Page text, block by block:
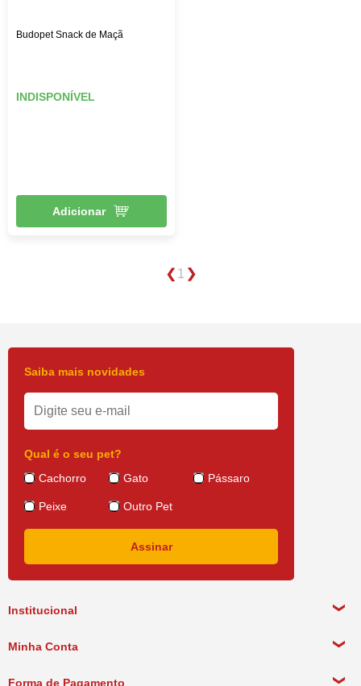
Budopet Snack de Maçã
INDISPONÍVEL
Adicionar
1
Institucional
Minha Conta
Forma de Pagamento
Saiba mais novidades
Qual é o seu pet?
Cachorro
Gato Pássaro
Peixe Outro Pet